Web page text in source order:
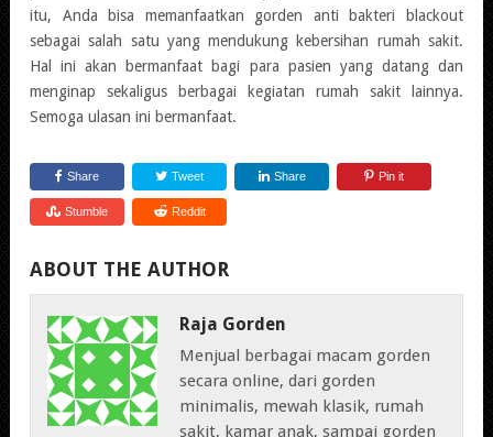
itu, Anda bisa memanfaatkan gorden anti bakteri blackout
sebagai salah satu yang mendukung kebersihan rumah sakit.
Hal ini akan bermanfaat bagi para pasien yang datang dan
menginap sekaligus berbagai kegiatan rumah sakit lainnya.
Semoga ulasan ini bermanfaat.
Share Tweet Share Pin it
Stumble Reddit
ABOUT THE AUTHOR
Raja Gorden
Menjual berbagai macam gorden
secara online, dari gorden
minimalis, mewah klasik, rumah
sakit, kamar anak, sampai gorden